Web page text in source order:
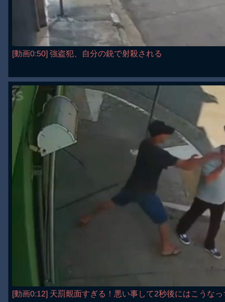
[動画0:50] 強盗犯、自分の銃で射殺される
[動画0:12] 天罰覿面すぎる！悪い事して2秒後にはこうなっ